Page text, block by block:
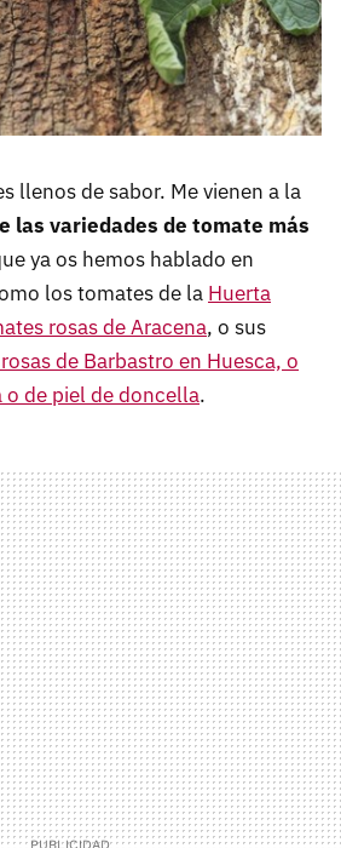
llenos de sabor. Me vienen a la
las variedades de tomate más
ya os hemos hablado en
los tomates de la Huerta
rosas de Aracena, o sus
de Barbastro en Huesca, o
de piel de doncella.